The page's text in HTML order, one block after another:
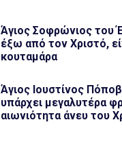
Άγιος Σοφρώνιος του
έξω από τον Χριστό,
κουταμάρα
Άγιος Ιουστίνος
υπάρχει μεγαλυτέρα
αιωνιότητα άνευ του